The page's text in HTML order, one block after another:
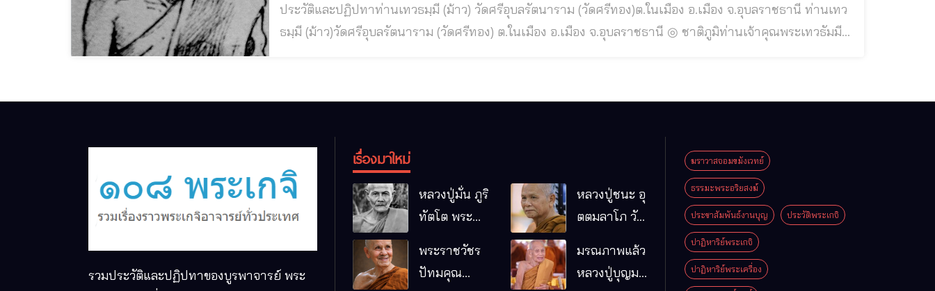
ประวัติและปฏิปทาท่านเทวธมฺมี (ม้าว) วัดศรีอุบลรัตนาราม (วัดศรีทอง)ต.ในเมือง อ.เมือง จ.อุบลราชธานี ท่านเทว
ธมฺมี (ม้าว)วัดศรีอุบลรัตนาราม (วัดศรีทอง) ต.ในเมือง อ.เมือง จ.อุบลราชธานี ◎ ชาติภูมิท่านเจ้าคุณพระเทวธัมมี
รวมประวัติและปฏิปทาของบูรพาจารย์ พระ
เรื่องมาใหม่
หลวงปู่มั่น ภูริ
ทัตโต พระ
พระกรรมฐาน
หลวงปู่ชนะ อุ
ตตมลาโภ วัด
จ.มหาสารคาม
พระราชวัชร
ปัทมคุณ
มรณภาพแล้ว
หลวงปู่บุญมา
ฆราวาสจอมขมังเวทย์
ธรรมะพระอริยสงฆ์
ประชาสัมพันธ์งานบุญ ประวัติพระเกจิ
ปาฏิหาริย์พระเกจิ
ปาฏิหาริย์พระเครื่อง